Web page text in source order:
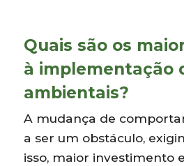
Quais são os
à implementação
ambientais?
A mudança de
a ser um obstáculo,
isso, maior investimento